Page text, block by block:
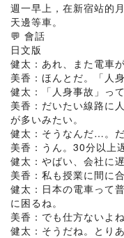
週一早上，在新宿站的
天邊等車。
💬 會話
日文版
健太：あれ、また電車
美香：ほんとだ。「人
健太：「人身事故」っ
美香：だいたい線路に
が多いみたい。
健太：そうなんだ…。
美香：うん。30分以上
健太：やばい、会社に遅
美香：私も授業に間に
健太：日本の電車って
に困るね。
美香：でも仕方ないよ
健太：そうだね。とり